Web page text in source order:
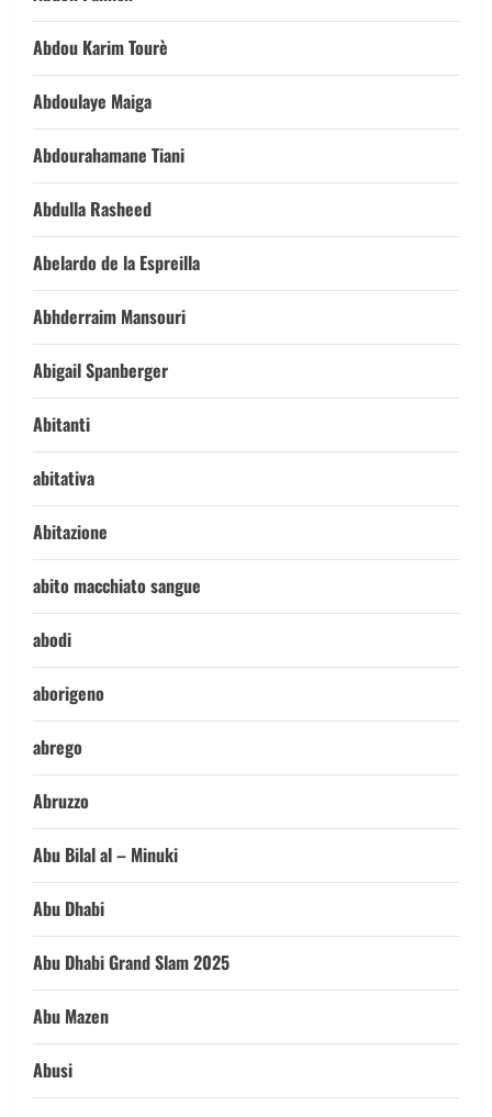
Abdou Karim Tourè
Abdoulaye Maiga
Abdourahamane Tiani
Abdulla Rasheed
Abelardo de la Espreilla
Abhderraim Mansouri
Abigail Spanberger
Abitanti
abitativa
Abitazione
abito macchiato sangue
abodi
aborigeno
abrego
Abruzzo
Abu Bilal al – Minuki
Abu Dhabi
Abu Dhabi Grand Slam 2025
Abu Mazen
Abusi